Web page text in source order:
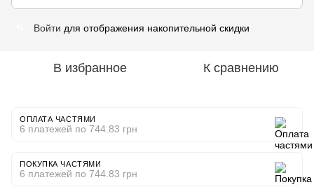
Войти для отображения накопительной скидки
В избранное К сравнению
ОПЛАТА ЧАСТЯМИ
6 платежей по 744.83 грн
ПОКУПКА ЧАСТЯМИ
6 платежей по 744.83 грн